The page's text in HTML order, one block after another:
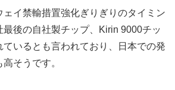
イ禁輸措置強化ぎりぎりのタイミン
最後の自社製チップ、Kirin 9000チッ
ているとも言われており、日本での発
そうです。